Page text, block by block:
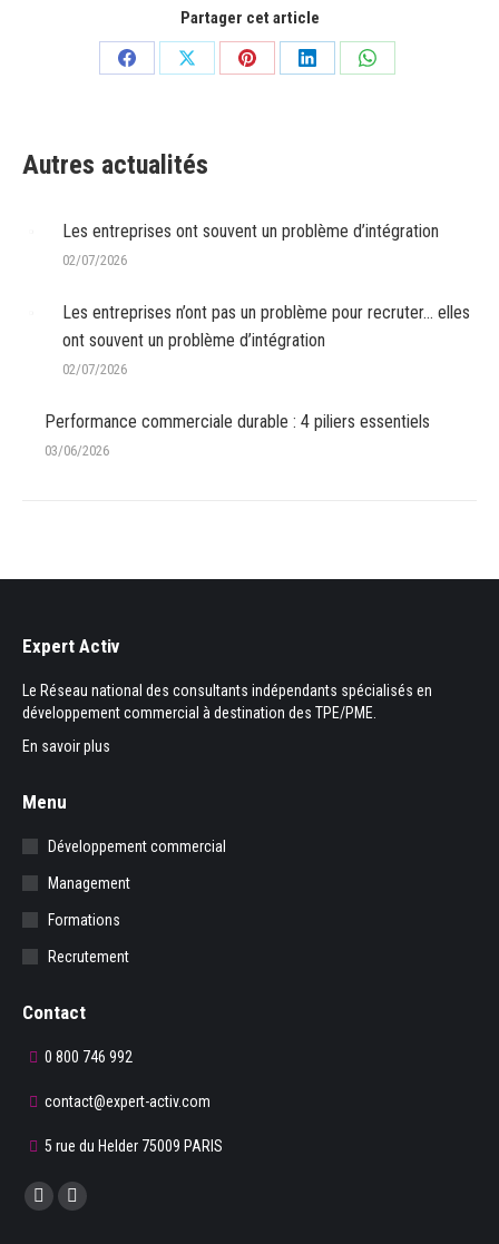
Partager cet article
PartagerPartagerPartagerPartagerPartager
Autres actualités
Les entreprises ont souvent un problème d’intégration
02/07/2026
Les entreprises n’ont pas un problème pour recruter… elles
ont souvent un problème d’intégration
02/07/2026
Performance commerciale durable : 4 piliers essentiels
03/06/2026
Expert Activ
Le Réseau national des consultants indépendants spécialisés en
développement commercial à destination des TPE/PME.
En savoir plus
Menu
Développement commercial
Management
Formations
Recrutement
Contact
0 800 746 992
contact@expert-activ.com
5 rue du Helder 75009 PARIS
Trouvez nous sur :
La
La